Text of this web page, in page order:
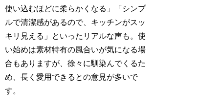
使い込むほどに柔らかくなる」「シンプ
ルで清潔感があるので、キッチンがスッ
キリ見える」といったリアルな声も。使
い始めは素材特有の風合いが気になる場
合もありますが、徐々に馴染んでくるた
め、長く愛用できるとの意見が多いで
す。